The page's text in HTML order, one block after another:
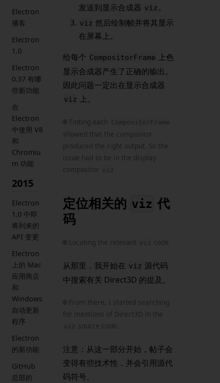
Electron
播客
Electron
1.0
Electron
0.37 有哪
些新功能
在
Electron
中使用 V8
和
Chromiu
m 功能
2015
Electron
1.0 中即
将到来的
API 变更
Electron
上的 Mac
应用商店
和
Windows
自动更新
程序
Electron
的新功能
GitHub
总部的
发送到显示合成器 viz 。
viz 然后绘制帧并将其显示
在屏幕上。
给每个 CompositorFrame
上色
显示合成器产生了正确的输出。
因此问题一定出在显示合成器
viz 上。
🌐 Tinting each CompositorFrame
showed that the compositor
produced the right output. So the
issue had to be in the display
compositor viz
定位相关的 viz 代
码
🌐 Locating the relevant viz code
从那里，我开始在 viz 源代码
中搜索有关 Direct3D 的提及。
🌐 From there, I started searching
for mentions of Direct3D in the
viz source code.
注意：从这一部分开始，帖子会
变得有些技术性，并会引用源代
码符号。